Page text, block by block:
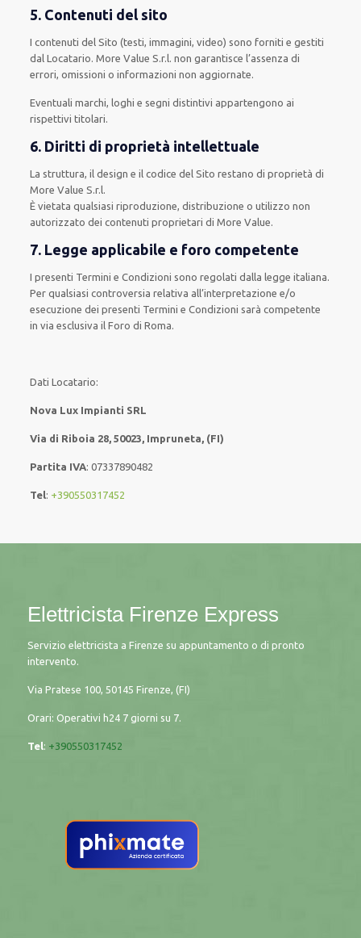
5. Contenuti del sito
I contenuti del Sito (testi, immagini, video) sono forniti e gestiti
dal Locatario. More Value S.r.l. non garantisce l’assenza di
errori, omissioni o informazioni non aggiornate.
Eventuali marchi, loghi e segni distintivi appartengono ai
rispettivi titolari.
6. Diritti di proprietà intellettuale
La struttura, il design e il codice del Sito restano di proprietà di
More Value S.r.l.
È vietata qualsiasi riproduzione, distribuzione o utilizzo non
autorizzato dei contenuti proprietari di More Value.
7. Legge applicabile e foro competente
I presenti Termini e Condizioni sono regolati dalla legge italiana.
Per qualsiasi controversia relativa all’interpretazione e/o
esecuzione dei presenti Termini e Condizioni sarà competente
in via esclusiva il Foro di Roma.
Dati Locatario:
Nova Lux Impianti SRL
Via di Riboia 28, 50023, Impruneta, (FI)
Partita IVA: 07337890482
Tel: +390550317452
Elettricista Firenze Express
Servizio elettricista a Firenze su appuntamento o di pronto
intervento.
Via Pratese 100, 50145 Firenze, (FI)
Orari: Operativi h24 7 giorni su 7.
Tel: +390550317452